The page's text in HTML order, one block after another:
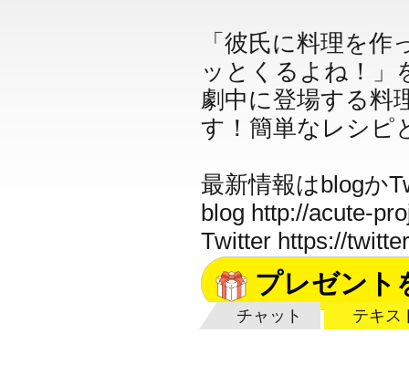
「彼氏に料理を
ッとくるよね！」
劇中に登場する料
す！簡単なレシピ
最新情報はblogか
blog http://acute-
Twitter https://
プレゼント
チャット テキス